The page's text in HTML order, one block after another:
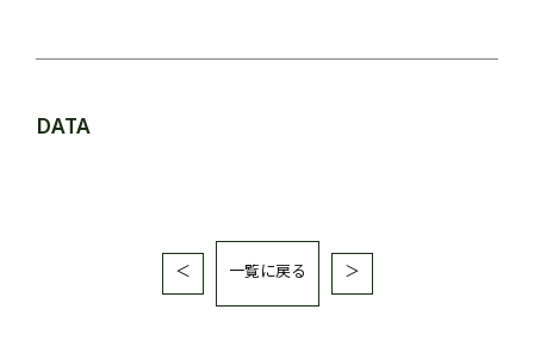
DATA
＜ 一覧に戻る ＞